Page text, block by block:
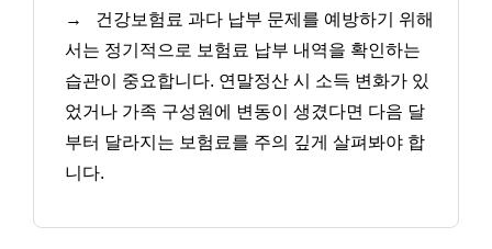
→
건강보험료 과다 납부 문제를 예방하기 위해
서는 정기적으로 보험료 납부 내역을 확인하는
습관이 중요합니다. 연말정산 시 소득 변화가 있
었거나 가족 구성원에 변동이 생겼다면 다음 달
부터 달라지는 보험료를 주의 깊게 살펴봐야 합
니다.